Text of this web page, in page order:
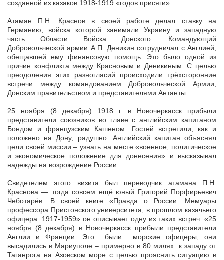
созданной из казаков 1918-1919 «годов присяги».
Атаман П.Н. Краснов в своей работе делал ставку на
Германию, войска которой занимали Украину и западную
часть Области Войска Донского. Командующий
Добровольческой армии А.П. Деникин сотрудничал с Англией,
обещавшей ему финансовую помощь. Это было одной из
причин конфликта между Красновым и Деникиным. С целью
преодоления этих разногласий происходили трёхсторонние
встречи между командованием Добровольческой Армии,
Донским правительством и представителями Антанты.
25 ноября (8 декабря) 1918 г. в Новочеркасск прибыли
представители союзников во главе с английским капитаном
Бондом и французским Кашеном. Гостей встретили, как и
положено на Дону, радушно. Английский капитан объяснял
цели своей миссии – узнать на месте «военное, политическое
и экономическое положение для донесения» и высказывал
надежды на возрождение России.
Свидетелем этого визита был переводчик атамана П.Н.
Краснова — тогда совсем ещё юный Григорий Порфирьевич
Чеботарёв. В своей книге «Правда о России. Мемуары
профессора Пристонского университета, в прошлом казачьего
офицера. 1917-1959» он описывает одну из таких встреч: «25
ноября (8 декабря) в Новочеркасск прибыли представители
Англии и Франции. Это были морские офицеры; они
высадились в Мариуполе – примерно в 80 милях к западу от
Таганрога на Азовском море с целью прояснить ситуацию в